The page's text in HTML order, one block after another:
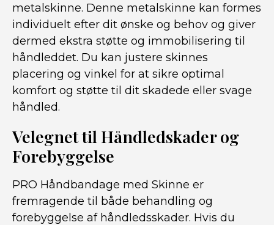
metalskinne. Denne metalskinne kan formes
individuelt efter dit ønske og behov og giver
dermed ekstra støtte og immobilisering til
håndleddet. Du kan justere skinnes
placering og vinkel for at sikre optimal
komfort og støtte til dit skadede eller svage
håndled.
Velegnet til Håndledskader og
Forebyggelse
PRO Håndbandage med Skinne er
fremragende til både behandling og
forebyggelse af håndledsskader. Hvis du